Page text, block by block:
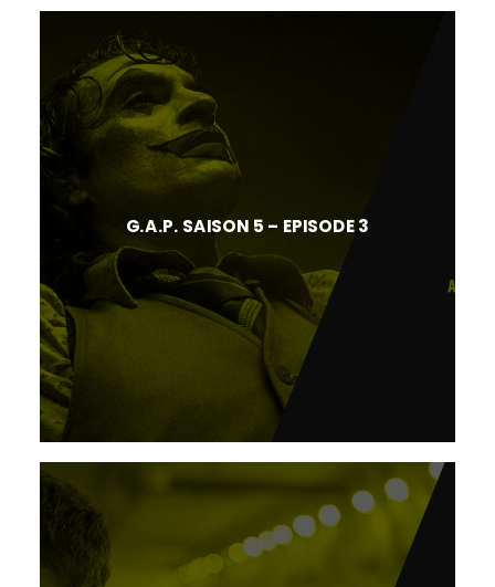
G.A.P. SAISON 5 – EPISODE 3